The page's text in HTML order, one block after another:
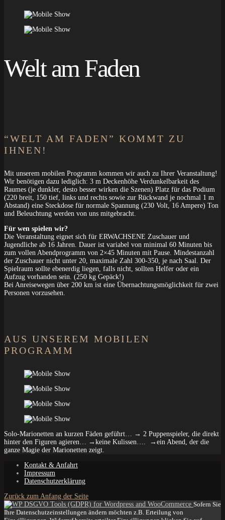
Welt am Faden
“WELT AM FADEN” KOMMT ZU
IHNEN!
Mit unserem mobilen Programm kommen wir auch zu Ihrer Veranstaltung!
Wir benötigen dazu lediglich: 3 m Deckenhöhe Verdunkelbarkeit des
Raumes (je dunkler, desto besser wirken die Szenen) Platz für das Podium
(220 breit, 150 tief, links und rechts sowie zur Rückwand je nochmal 1 m
Abstand) eine Steckdose für normale Spannung (230 Volt, 16 Ampere) Ton
und Beleuchtung werden von uns mitgebracht.
Für wen spielen wir?
Die Veranstaltung eignet sich für ERWACHSENE Zuschauer und
Jugendliche ab 16 Jahren. Dauer ist variabel von minimal 60 Minuten bis
zum vollen Abendprogramm von 2×45 Minuten mit Pause. Mindestanzahl
der Zuschauer nicht unter 20, maximale Zahl 300-350, je nach Saal. Der
Spielraum sollte ebenerdig liegen, falls nicht, sollten Helfer oder ein
Aufzug vorhanden sein. (250 kg Gepäck!)
Bei Anreisewegen über 200 km ist eine Übernachtungsmöglichkeit für zwei
Personen vorzusehen.
AUS UNSEREM MOBILEN
PROGRAMM
Solo-Marionetten an kurzen Fäden geführt… → 2 Puppenspieler, die direkt
hinter den Figuren agieren… →keine Kulissen…. →ein Abend, der die
ganze Magie der Marionetten zeigt.
Kontakt & Anfahrt
Impressum
Datenschutzerklärung
Zurück zum Anfang der Seite
Sofern Sie
Ihre Datenschutzeinstellungen ändern möchten z.B. Erteilung von